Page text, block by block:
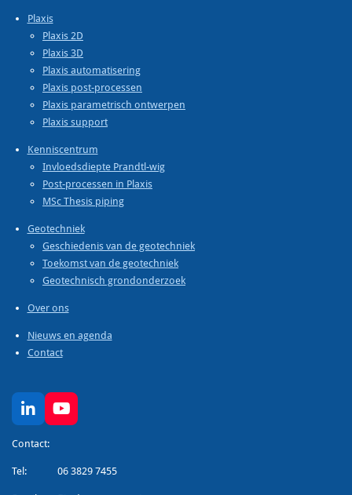
Plaxis
Plaxis 2D
Plaxis 3D
Plaxis automatisering
Plaxis post-processen
Plaxis parametrisch ontwerpen
Plaxis support
Kenniscentrum
Invloedsdiepte Prandtl-wig
Post-processen in Plaxis
MSc Thesis piping
Geotechniek
Geschiedenis van de geotechniek
Toekomst van de geotechniek
Geotechnisch grondonderzoek
Over ons
Nieuws en agenda
Contact
L
i
n
Y
o
u
Contact:
Tel: 06 3829 7455